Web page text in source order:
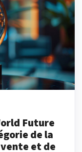
Future
de la
et de